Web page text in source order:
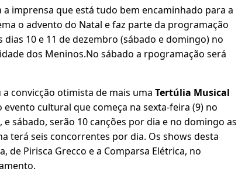
imprensa que está tudo bem encaminhado para a
o advento do Natal e faz parte da programação
10 e 11 de dezembro (sábado e domingo) no
dos Meninos.No sábado a rpogramação será
convicção otimista de mais uma Tertúlia Musical
cultural que começa na sexta-feira (9) no
sábado, serão 10 canções por dia e no domingo as
terá seis concorrentes por dia. Os shows desta
de Pirisca Grecco e a Comparsa Elétrica, no